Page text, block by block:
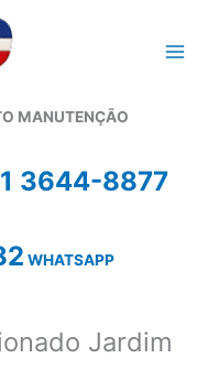
MANUTENÇÃO
3644-8877
WHATSAPP
Jardim